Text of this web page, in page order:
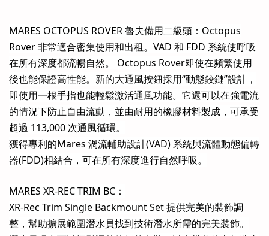
MARES OCTOPUS ROVER 魯夫備用二級頭：Octopus
Rover 非常適合密集使用和出租。VAD 和 FDD 系統使呼吸
在所有深度都流暢自然。 Octopus Rover即使在頻繁使用
後也能保證高性能。新的大通風按鈕採用“動態鉸鏈”設計，
即使用一根手指也能輕鬆激活通風功能。它還可以在強電流
的情況下防止自由流動，並由耐用的橡膠材料製成，可承受
超過 113,000 次通風循環。
獲得專利的Mares 渦流輔助設計(VAD) 系統與流體動態偏轉
器(FDD)相結合，可在所有深度進行自然呼吸。
MARES XR-REC TRIM BC：
XR-Rec Trim Single Backmount Set 提供完美的裝飾調
整，幫助擴展範圍潛水員找到技術潛水所需的完美裝飾。